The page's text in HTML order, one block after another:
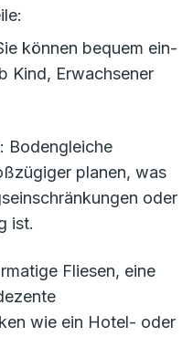
können bequem ein-
Kind, Erwachsener
Bodengleiche
planen, was
oder
ist.
Fliesen, eine
wie ein Hotel- oder